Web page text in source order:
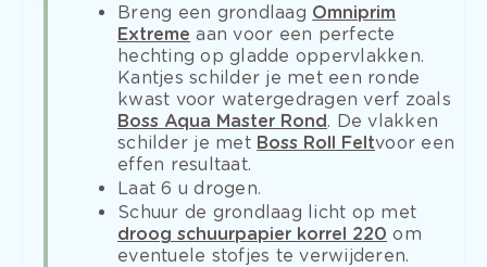
Breng een grondlaag Omniprim
Extreme aan voor een perfecte
hechting op gladde oppervlakken.
Kantjes schilder je met een ronde
kwast voor watergedragen verf zoals
Boss Aqua Master Rond. De vlakken
schilder je met Boss Roll Feltvoor een
effen resultaat.
Laat 6 u drogen.
Schuur de grondlaag licht op met
droog schuurpapier korrel 220 om
eventuele stofjes te verwijderen.